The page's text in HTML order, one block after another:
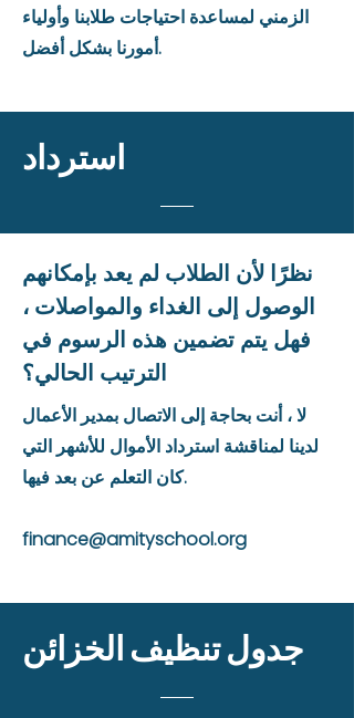
الزمني لمساعدة احتياجات طلابنا وأولياء
أمورنا بشكل أفضل.
استرداد
نظرًا لأن الطلاب لم يعد بإمكانهم
الوصول إلى الغداء والمواصلات ،
فهل يتم تضمين هذه الرسوم في
الترتيب الحالي؟
لا ، أنت بحاجة إلى الاتصال بمدير الأعمال
لدينا لمناقشة استرداد الأموال للأشهر التي
كان التعلم عن بعد فيها.
finance@amityschool.org
جدول تنظيف الخزائن